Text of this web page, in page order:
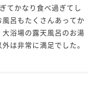
てかなり食べ過ぎてし
呂もたくさんあってか
浴場の露天風呂のお湯
は非常に満足でした。